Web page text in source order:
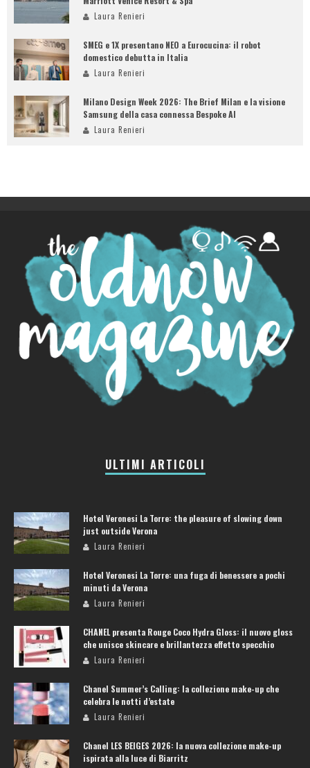
Laura Renieri
SMEG e 1X presentano NEO a Eurocucina: il robot
domestico debutta in Italia
Laura Renieri
Milano Design Week 2026: The Brief Milan e la visione
Samsung della casa connessa Bespoke AI
Laura Renieri
ULTIMI ARTICOLI
Hotel Veronesi La Torre: the pleasure of slowing down
just outside Verona
Laura Renieri
Hotel Veronesi La Torre: una fuga di benessere a pochi
minuti da Verona
Laura Renieri
CHANEL presenta Rouge Coco Hydra Gloss: il nuovo gloss
che unisce skincare e brillantezza effetto specchio
Laura Renieri
Chanel Summer’s Calling: la collezione make-up che
celebra le notti d’estate
Laura Renieri
Chanel LES BEIGES 2026: la nuova collezione make-up
ispirata alla luce di Biarritz